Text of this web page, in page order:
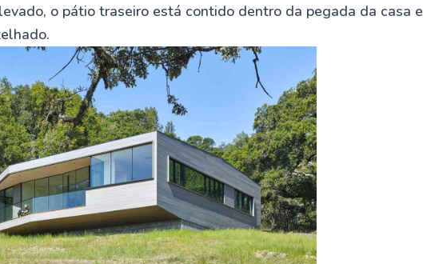
o pátio traseiro está contido dentro da pegada da casa e